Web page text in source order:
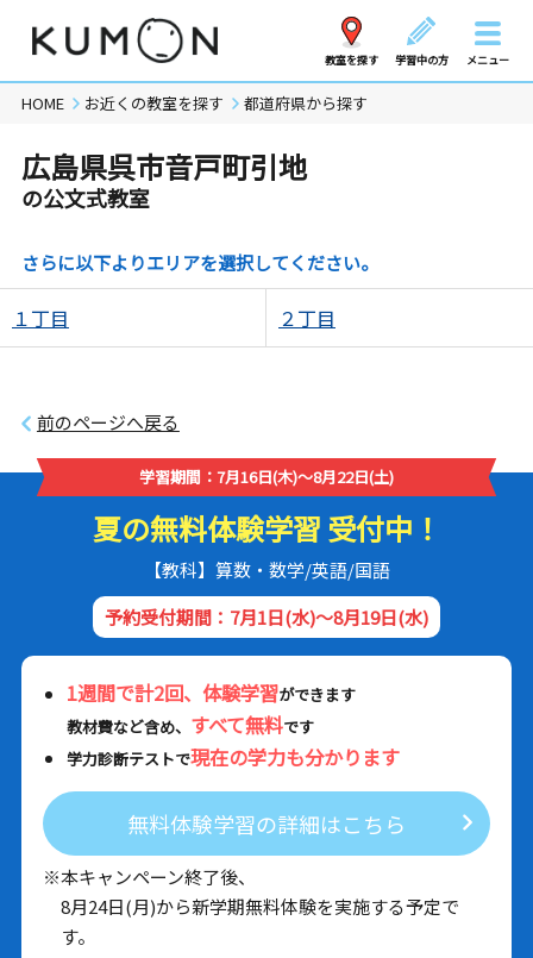
教室を探す 学習中の方 メニュー
HOME お近くの教室を探す 都道府県から探す
広島県呉市音戸町引地
の公文式教室
さらに以下よりエリアを選択してください。
１丁目 ２丁目
前のページへ戻る
学習期間：7月16日(木)～8月22日(土)
夏の無料体験学習 受付中！
【教科】算数・数学/英語/国語
予約受付期間：7月1日(水)～8月19日(水)
1週間で計2回、体験学習ができます
教材費など含め、 すべて無料です
学力診断テストで現在の学力も分かります
無料体験学習の詳細はこちら
※本キャンペーン終了後、
8月24日(月)から新学期無料体験を実施する予定で
す。